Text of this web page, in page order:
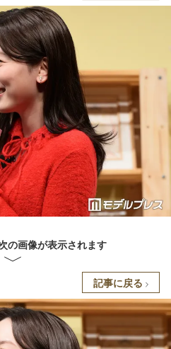
の画像が表示されます
記事に戻る